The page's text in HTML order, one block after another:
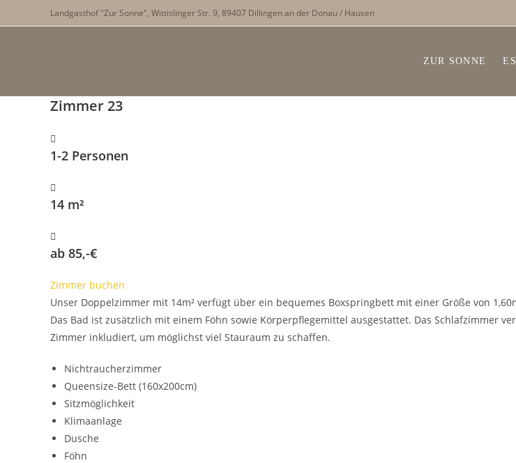
Inhalt
Landgasthof "Zur Sonne", Wittislinger Str. 9, 89407 Dillingen an der Donau / Hausen
ZUR SONNE
Zimmer 23
1-2 Personen
14 m²
ab 85,-€
Zimmer buchen
Unser Doppelzimmer mit 14m² verfügt über ein bequemes Boxspringbett mit einer Größe von
Das Bad ist zusätzlich mit einem Föhn sowie Körperpflegemittel ausgestattet. Das Schlafzimmer
Zimmer inkludiert, um möglichst viel Stauraum zu schaffen.
Nichtraucherzimmer
Queensize-Bett (160x200cm)
Sitzmöglichkeit
Klimaanlage
Dusche
Föhn